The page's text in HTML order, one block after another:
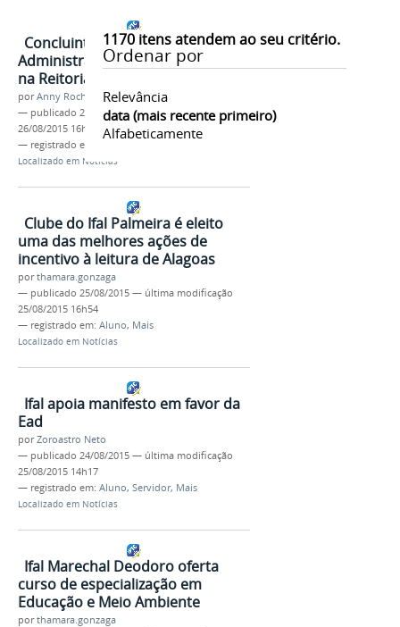
1170itens atendem ao seu critério.
Ordenar por
Relevância
data (mais recente primeiro)
Alfabeticamente
Concluinte de curso EAD em
Administração Pública cola grau
na Reitoria
porAnny Rochelly
— publicado 26/08/2015 —última modificação
26/08/2015 16h49
— registrado em:
Localizado em Notícias
Clube do Ifal Palmeira é eleito
uma das melhores ações de
incentivo à leitura de Alagoas
porthamara.gonzaga
— publicado 25/08/2015 — última modificação
25/08/2015 16h54
— registrado em: Aluno, Mais
Localizado em Notícias
Ifal apoia manifesto em favor da
Ead
porZoroastro Neto
— publicado 24/08/2015 — última modificação
25/08/2015 14h17
— registrado em: Aluno, Servidor, Mais
Localizado em Notícias
Ifal Marechal Deodoro oferta
curso de especialização em
Educação e Meio Ambiente
porthamara.gonzaga